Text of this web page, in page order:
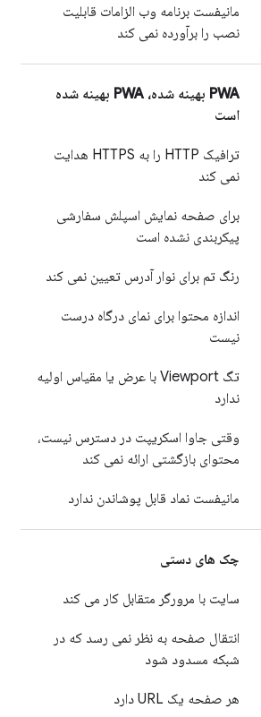
مانیفست برنامه وب الزامات قابلیت
نصب را برآورده نمی کند
PWA بهینه شده، PWA بهینه شده
است
ترافیک HTTP را به HTTPS هدایت
نمی کند
برای صفحه نمایش اسپلش سفارشی
پیکربندی نشده است
رنگ تم برای نوار آدرس تعیین نمی کند
اندازه محتوا برای نمای درگاه درست
نیست
تگ Viewport با عرض یا مقیاس اولیه
ندارد
وقتی جاوا اسکریپت در دسترس نیست،
محتوای بازگشتی ارائه نمی کند
مانیفست نماد قابل پوشاندن ندارد
چک های دستی
سایت با مرورگر متقابل کار می کند
انتقال صفحه به نظر نمی رسد که در
شبکه مسدود شود
هر صفحه یک URL دارد